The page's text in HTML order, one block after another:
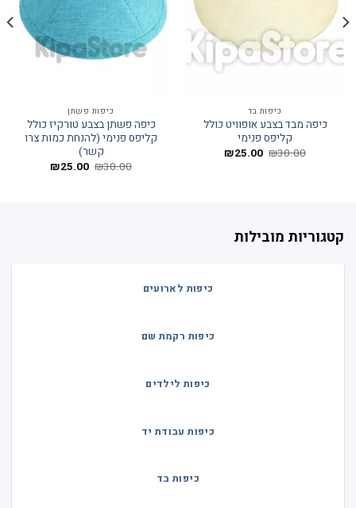
כיפות בד
כיפה מבד בצבע אופוויט כולל
קליפס פנימי
₪30.00 המחיר₪25.00 המחיר
כיפות פשתן
כיפה פשתן בצבע טורקיז כולל
קליפס פנימי (להנחת כמות צרו
קשר)
₪30.00 המחיר₪25.00 המחיר
קטגוריות מובילות
כיפות לארועים
כיפות רקמת שם
כיפות לילדים
כיפות עבודת יד
כיפות בד